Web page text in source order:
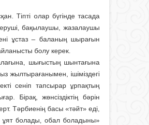
Тіпті олар бүгінде тасада
бақылаушы, жазалаушы
ұстаз – баланың шырағын
болу керек.
шығыстың шынтағына
жылтырағанымен, ішіміздегі
сеніп тапсырар ұрпақтың
Бірақ, жөнсіздіктің бәрін
Тәрбиенің басы «тәйт» еді,
болады, обал боладыны»